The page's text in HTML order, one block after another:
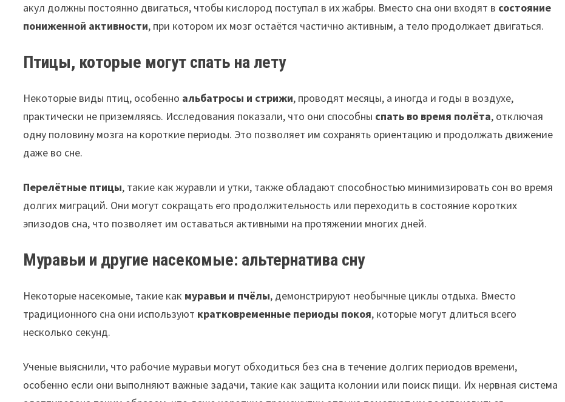
акул должны постоянно двигаться, чтобы кислород поступал в их жабры. Вместо сна они входят в состояние
пониженной активности, при котором их мозг остаётся частично активным, а тело продолжает двигаться.
Птицы, которые могут спать на лету
Некоторые виды птиц, особенно альбатросы и стрижи, проводят месяцы, а иногда и годы в воздухе,
практически не приземляясь. Исследования показали, что они способны спать во время полёта, отключая
одну половину мозга на короткие периоды. Это позволяет им сохранять ориентацию и продолжать движение
даже во сне.
Перелётные птицы, такие как журавли и утки, также обладают способностью минимизировать сон во время
долгих миграций. Они могут сокращать его продолжительность или переходить в состояние коротких
эпизодов сна, что позволяет им оставаться активными на протяжении многих дней.
Муравьи и другие насекомые: альтернатива сну
Некоторые насекомые, такие как муравьи и пчёлы, демонстрируют необычные циклы отдыха. Вместо
традиционного сна они используют кратковременные периоды покоя, которые могут длиться всего
несколько секунд.
Ученые выяснили, что рабочие муравьи могут обходиться без сна в течение долгих периодов времени,
особенно если они выполняют важные задачи, такие как защита колонии или поиск пищи. Их нервная система